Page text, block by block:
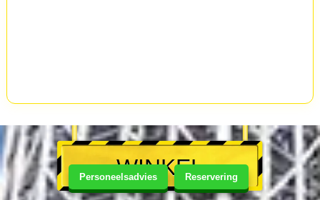
Personeelsadvies Reservering
WINKEL